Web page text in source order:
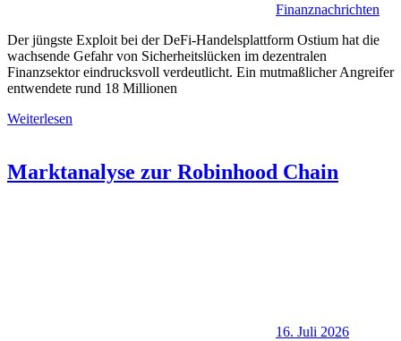
Finanznachrichten
Der jüngste Exploit bei der DeFi-Handelsplattform Ostium hat die
wachsende Gefahr von Sicherheitslücken im dezentralen
Finanzsektor eindrucksvoll verdeutlicht. Ein mutmaßlicher Angreifer
entwendete rund 18 Millionen
Weiterlesen
Marktanalyse zur Robinhood Chain
16. Juli 2026